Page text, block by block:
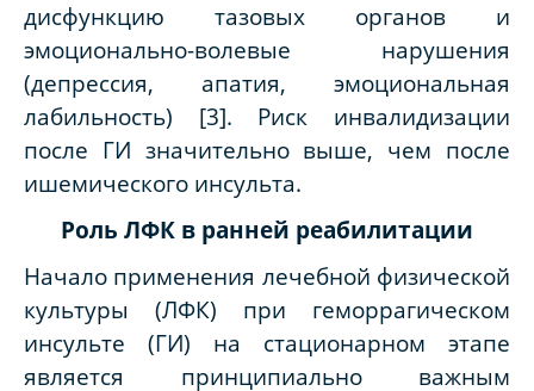
дисфункцию тазовых органов и
эмоционально-волевые нарушения
(депрессия, апатия, эмоциональная
лабильность) [3]. Риск инвалидизации
после ГИ значительно выше, чем после
ишемического инсульта.
Роль ЛФК в ранней реабилитации
Начало применения лечебной физической
культуры (ЛФК) при геморрагическом
инсульте (ГИ) на стационарном этапе
является принципиально важным